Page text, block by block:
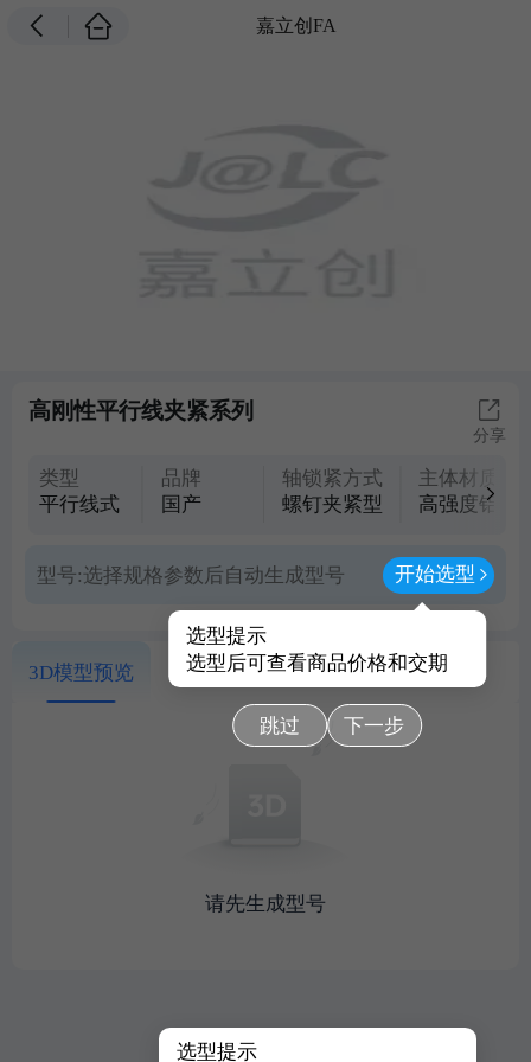
嘉立创FA
高刚性平行线夹紧系列
分享
类型
平行线式
品牌
国产
轴锁紧方式
螺钉夹紧型
主体材质
高强度铝合
型号:选择规格参数后自动生成型号 开始选型
选型提示
选型后可查看商品价格和交期
跳过 下一步
3D模型预览
请先生成型号
选型提示